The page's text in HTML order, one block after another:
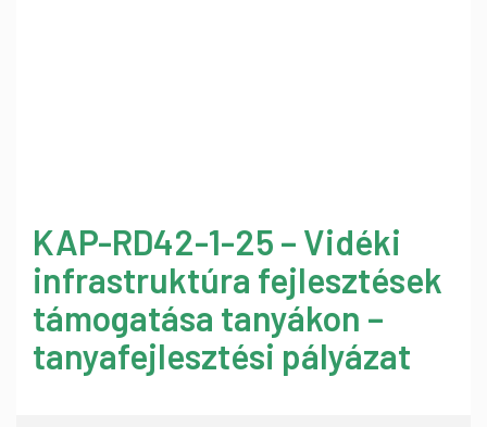
KAP-RD42-1-25 – Vidéki
infrastruktúra fejlesztések
támogatása tanyákon –
tanyafejlesztési pályázat